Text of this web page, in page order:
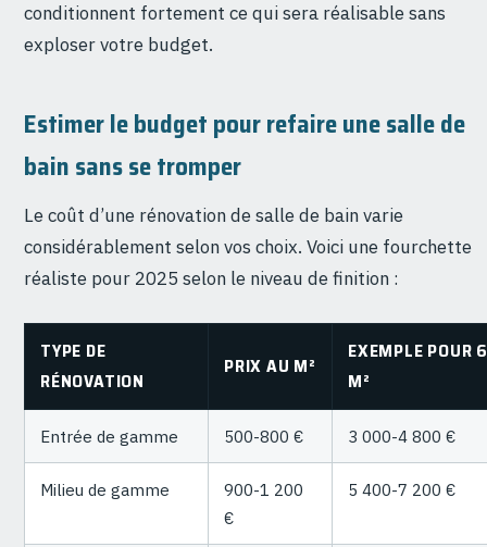
conditionnent fortement ce qui sera réalisable sans
exploser votre budget.
Estimer le budget pour refaire une salle de
bain sans se tromper
Le coût d’une rénovation de salle de bain varie
considérablement selon vos choix. Voici une fourchette
réaliste pour 2025 selon le niveau de finition :
TYPE DE
RÉNOVATION
PRIX AU M²
EXEMPLE POUR
M²
Entrée de gamme 500-800 € 3 000-4 800 €
Milieu de gamme
900-1 200
€
5 400-7 200 €